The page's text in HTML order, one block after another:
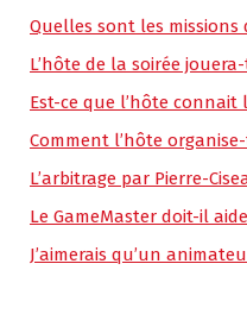
Quelles sont les missions
L’hôte de la soirée
Est-ce que l’hôte connait
Comment l’hôte
L’arbitrage par Pierre-
Le GameMaster doit-il
J’aimerais qu’un